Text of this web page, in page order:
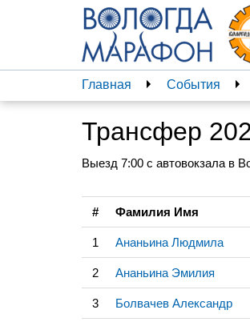
Главная События
Трансфер
Выезд 7:00 с автовокзала в
# Фамилия Имя
1 Ананьина Людмила
2 Ананьина Эмилия
3 Болвачев Александр